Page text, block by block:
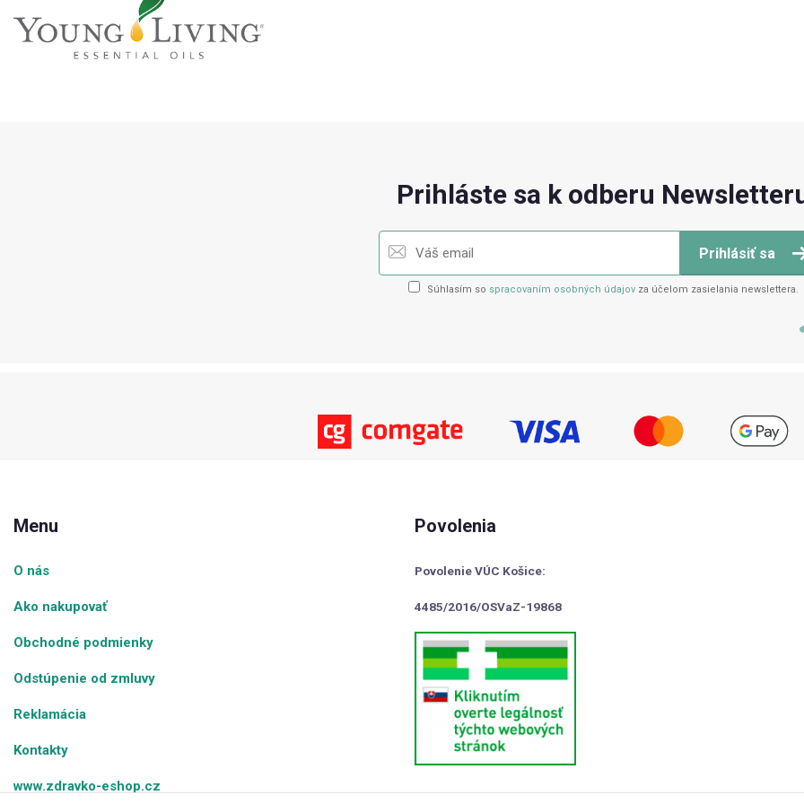
Prihláste sa k odberu
Prihlásiť sa
Súhlasím so spracovaním osobných údajovza účelom zasielania newslettera.
Menu
O nás
Ako nakupovať
Obchodné podmienky
Odstúpenie od zmluvy
Reklamácia
Kontakty
www.zdravko-eshop.cz
Povolenia
Povolenie VÚC Košice:
4485/2016/OSVaZ-19868